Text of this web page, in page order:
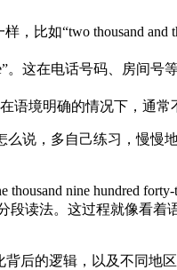
，比如“two thousand and
。这在电话号码、房间号
语境明确的情况下，通常
说，多自己练习，慢慢
nine hundred
段读法。这过程就像看
后的逻辑，以及不同地